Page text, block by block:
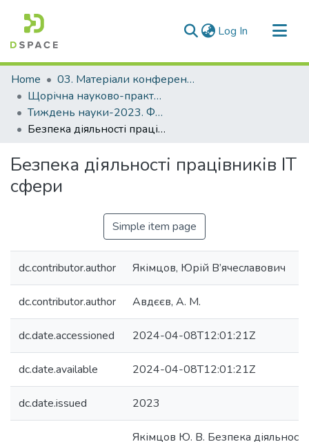
Log In (current)
Communities & Collections
All of DSpace
Statistics
Home
03. Матеріали конференцій та семінарів
Щорічна науково-практична конференція «Тиждень науки»
Тиждень науки-2023. Факультет будівництва, архітектури та дизайну
Безпека діяльності працівників ІТ сфери
Безпека діяльності працівників ІТ
сфери
Simple item page
dc.contributor.author Якімцов, Юрій В’ячеславович
dc.contributor.author Авдєєв, А. М.
dc.date.accessioned 2024-04-08T12:01:21Z
dc.date.available 2024-04-08T12:01:21Z
dc.date.issued 2023
Якімцов Ю. В. Безпека діяльності